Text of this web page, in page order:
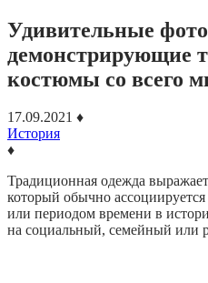
Удивительные
демонстрирующие
костюмы со всего
17.09.2021 ♦
История
♦
Традиционная одежда
который обычно
или периодом времени в
на социальный, семейный или